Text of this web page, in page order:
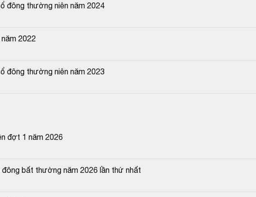
đông thường niên năm 2024
2022
đông thường niên năm 2023
đợt 1 năm 2026
bất thường năm 2026 lần thứ nhất